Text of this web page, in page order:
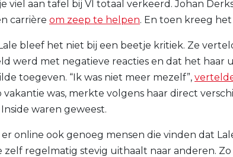
viel aan tafel bij VI totaal verkeerd. Johan
carrière om zeep te helpen. En toen kreeg
bleef het niet bij een beetje kritiek. Ze
werd met negatieve reacties en dat het haar
toegeven. “Ik was niet meer mezelf”,
vakantie was, merkte volgens haar direct
waren geweest.
er online ook genoeg mensen die vinden dat
zelf regelmatig stevig uithaalt naar anderen.